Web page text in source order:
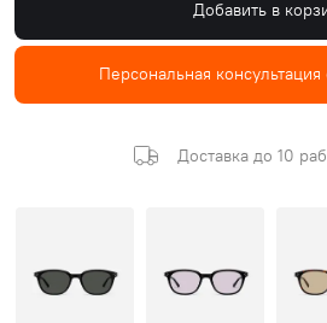
Добавить в
Персональная
Доставка до 10